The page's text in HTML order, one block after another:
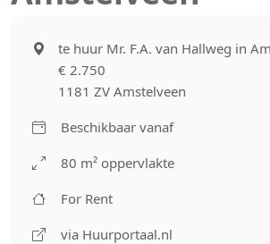
te huur Mr. F.A. van Hallweg in
€ 2.750
1181 ZV Amstelveen
Beschikbaar vanaf
80 m² oppervlakte
For Rent
via Huurportaal.nl